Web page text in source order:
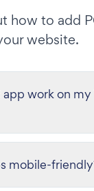
how to add
website.
work on my
mobile-